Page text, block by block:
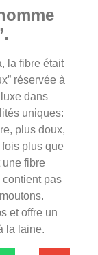
la fibre était
réservée à
dans
uniques:
plus doux,
plus que
une fibre
pas
et offre un
la laine.